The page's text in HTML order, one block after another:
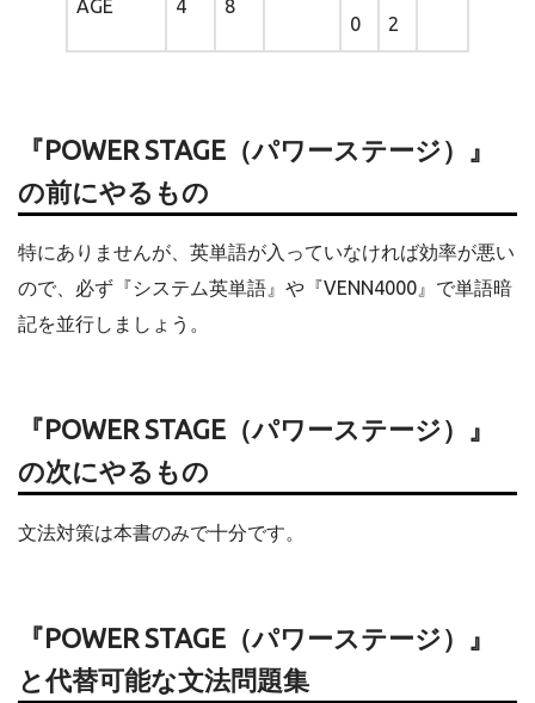
AGE 4
8
0
2
『POWER STAGE（パワーステージ）』
の前にやるもの
特にありませんが、英単語が入っていなければ効率が悪い
ので、必ず『システム英単語』や『VENN4000』で単語暗
記を並行しましょう。
『POWER STAGE（パワーステージ）』
の次にやるもの
文法対策は本書のみで十分です。
『POWER STAGE（パワーステージ）』
と代替可能な文法問題集